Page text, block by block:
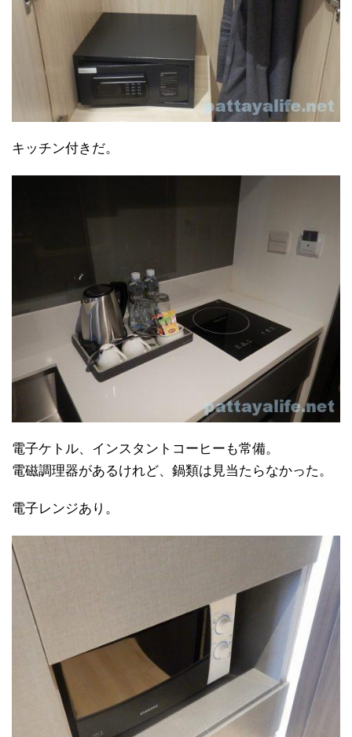
キッチン付きだ。
電子ケトル、インスタントコーヒーも常備。
電磁調理器があるけれど、鍋類は見当たらなかった。
電子レンジあり。